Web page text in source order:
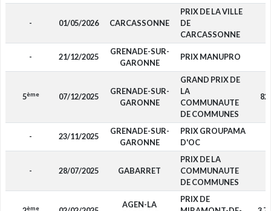
- 01/05/2026 CARCASSONNE
PRIX DE LA VILLE
DE
CARCASSONNE
- 21/12/2025
GRENADE-SUR-
GARONNE
PRIX MANUPRO
5ème 07/12/2025
GRENADE-SUR-
GARONNE
GRAND PRIX DE
LA
COMMUNAUTE
DE COMMUNES
- 23/11/2025
GRENADE-SUR-
GARONNE
PRIX GROUPAMA
D'OC
- 28/07/2025 GABARRET
PRIX DE LA
COMMUNAUTE
DE COMMUNES
ème
AGEN-LA
PRIX DE